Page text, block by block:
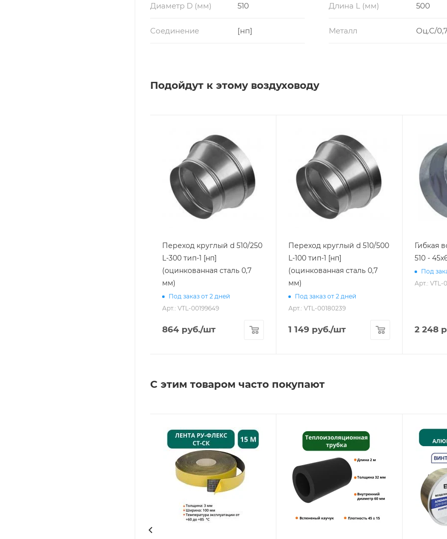
Диаметр D (мм) 510 Длина L (мм) 500
Соединение [нп] Металл Оц.С/
Подойдут к этому воздуховоду
Переход круглый d 510/250
L-300 тип-1 [нп]
(оцинкованная сталь 0,7
мм)
Под заказ от 2 дней
Арт.: VTL-00199649
864 руб./шт
Переход круглый d 510/500
L-100 тип-1 [нп]
(оцинкованная сталь 0,7
мм)
Под заказ от 2 дней
Арт.: VTL-00180239
1 149 руб./шт
Гибкая
510 -
Под
Арт.: VTL-
2 248
С этим товаром часто покупают